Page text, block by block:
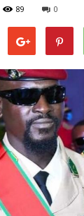
89 0